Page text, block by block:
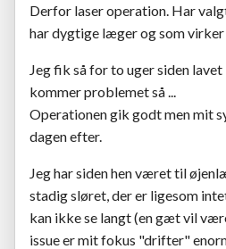
Derfor laser operation. Har
har dygtige læger og som virker
Jeg fik så for to uger siden
kommer problemet så ...
Operationen gik godt men mit
dagen efter.
Jeg har siden hen været til
stadig sløret, der er ligesom
kan ikke se langt (en gæt vil
issue er mit fokus "drifter"